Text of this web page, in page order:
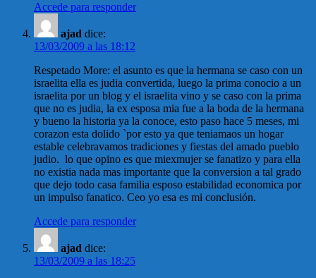
Accede para responder
ajad dice:
13/03/2009 a las 18:12
Respetado More: el asunto es que la hermana se caso con un
israelita ella es judia convertida, luego la prima conocio a un
israelita por un blog y el israelita vino y se caso con la prima
que no es judia, la ex esposa mia fue a la boda de la hermana
y bueno la historia ya la conoce, esto paso hace 5 meses, mi
corazon esta dolido `por esto ya que teniamaos un hogar
estable celebravamos tradiciones y fiestas del amado pueblo
judio. lo que opino es que miexmujer se fanatizo y para ella
no existia nada mas importante que la conversion a tal grado
que dejo todo casa familia esposo estabilidad economica por
un impulso fanatico. Ceo yo esa es mi conclusión.
Accede para responder
ajad dice:
13/03/2009 a las 18:25